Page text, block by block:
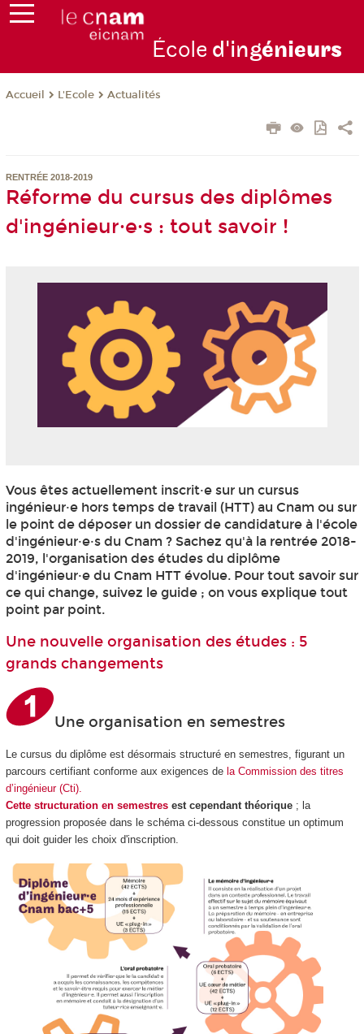
École d'ingénieurs
Accueil L'Ecole Actualités
RENTRÉE 2018-2019
Réforme du cursus des diplômes
d'ingénieur·e·s : tout savoir !
Vous êtes actuellement inscrit·e sur un cursus
ingénieur·e hors temps de travail (HTT) au Cnam ou sur
le point de déposer un dossier de candidature à l'école
d'ingénieur·e·s du Cnam ? Sachez qu'à la rentrée 2018-
2019, l'organisation des études du diplôme
d'ingénieur·e du Cnam HTTévolue. Pour tout savoir sur
ce qui change, suivez le guide ; on vous explique tout
point par point.
Une nouvelle organisation des études : 5
grands changements
Une organisation en semestres
Le cursus du diplôme est désormais structuré en semestres, figurant un
parcours certifiant conforme aux exigences de la Commission des titres
d’ingénieur (Cti).
Cette structuration en semestres est cependant théorique; la
progression proposée dans le schéma ci-dessous constitue un optimum
qui doit guider les choix d'inscription.